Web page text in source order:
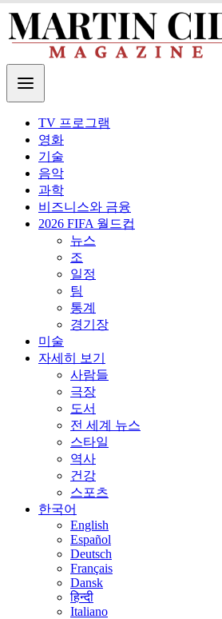
TV 프로그램
영화
기술
음악
과학
비즈니스와 금융
2026 FIFA 월드컵
뉴스
조
일정
팀
통계
경기장
미술
자세히 보기
사람들
극장
도서
전 세계 뉴스
스타일
역사
건강
스포츠
한국어
English
Español
Deutsch
Français
Dansk
हिन्दी
Italiano